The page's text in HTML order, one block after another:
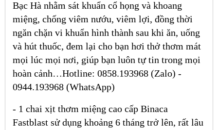
Bạc Hà nhằm sát khuẩn cổ họng và khoang
miệng, chống viêm nướu, viêm lợi, đồng thời
ngăn chặn vi khuẩn hình thành sau khi ăn, uống
và hút thuốc, đem lại cho bạn hơi thở thơm mát
mọi lúc mọi nơi, giúp bạn luôn tự tin trong mọi
hoàn cảnh…Hotline: 0858.193968 (Zalo) -
0944.193968 (WhatsApp)
- 1 chai xịt thơm miệng cao cấp Binaca
Fastblast sử dụng khoảng 6 tháng trở lên, rất lâu